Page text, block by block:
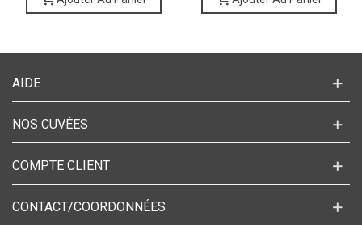
AIDE
NOS CUVÉES
COMPTE CLIENT
CONTACT/COORDONNÉES